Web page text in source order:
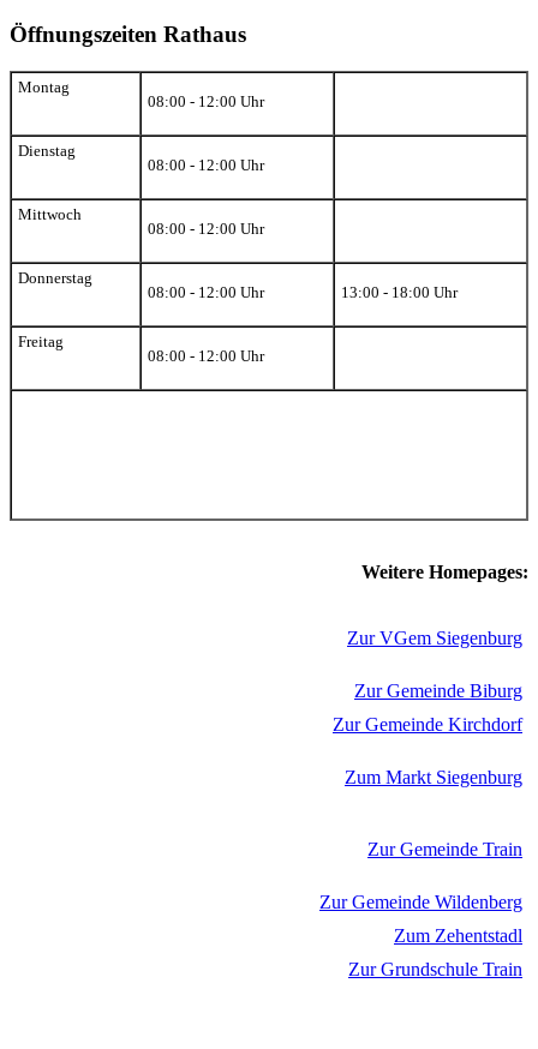
Öffnungszeiten Rathaus
Montag
08:00 - 12:00 Uhr
Dienstag
08:00 - 12:00 Uhr
Mittwoch
08:00 - 12:00 Uhr
Donnerstag
08:00 - 12:00 Uhr
13:00 - 18:00 Uhr
Freitag
08:00 - 12:00 Uhr
Weitere Homepages:
Zur VGem Siegenburg
Zur Gemeinde Biburg
Zur Gemeinde Kirchdorf
Zum Markt Siegenburg
Zur Gemeinde Train
Zur Gemeinde Wildenberg
Zum Zehentstadl
Zur Grundschule Train